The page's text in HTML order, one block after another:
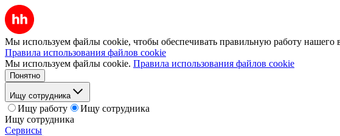
Мы используем файлы cookie, чтобы обеспечивать правильную работу нашего
Правила использования файлов cookie
Мы используем файлы cookie. Правила использования файлов cookie
Понятно
Ищу сотрудника
Ищу работу
Ищу сотрудника
Ищу сотрудника
Сервисы